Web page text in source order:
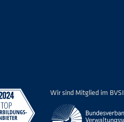
Wir sind Mitglied im BVSI